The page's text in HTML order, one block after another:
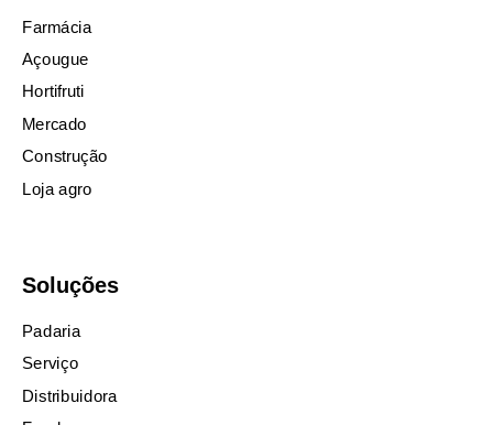
Farmácia
Açougue
Hortifruti
Mercado
Construção
Loja agro
Soluções
Padaria
Serviço
Distribuidora